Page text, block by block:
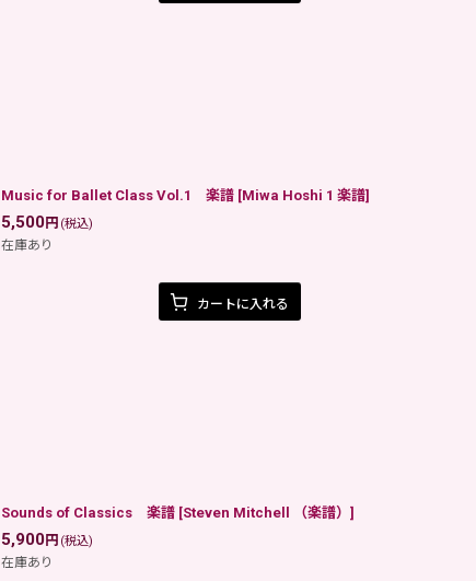
Music for Ballet Class Vol.1 楽譜 [Miwa Hoshi 1 楽譜]
5,500円 (税込)
在庫あり
カートに入れる
Sounds of Classics 楽譜 [Steven Mitchell （楽譜）]
5,900円 (税込)
在庫あり